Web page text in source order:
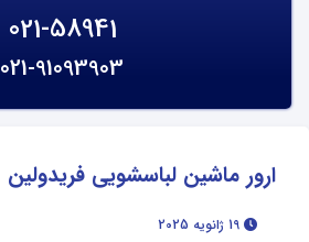
021-58941
021-91093903
ارور ماشین لباسشویی فریدولین